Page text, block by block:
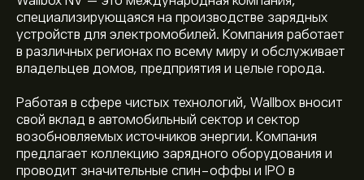
специализирующаяся на производстве зарядных
устройств для электромобилей. Компания работает
в различных регионах по всему миру и обслуживает
владельцев домов, предприятия и целые города.
Работая в сфере чистых технологий, Wallbox вносит
свой вклад в автомобильный сектор и сектор
возобновляемых источников энергии. Компания
предлагает коллекцию зарядного оборудования и
проводит значительные спин-оффы и IPO в